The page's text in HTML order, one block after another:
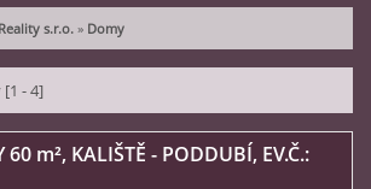
s.r.o. » Domy
- 4]
60 m², KALIŠTĚ - PODDUBÍ, EV.Č.: